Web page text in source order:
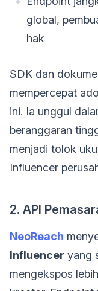
global,
hak
SDK dan
mempercepat
ini. Ia unggul
beranggaran
menjadi tolok
Influencer
2. API
NeoReach
Influencer yang
mengekspos